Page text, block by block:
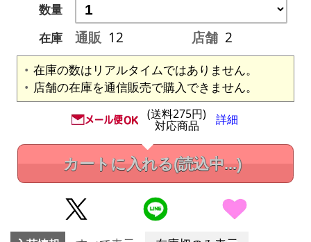
数量
在庫
通販 12 店舗 2
在庫の数はリアルタイムではありません。
店舗の在庫を通信販売で購入できません。
(送料275円)
対応商品 詳細
カートに入れる(読込中...)